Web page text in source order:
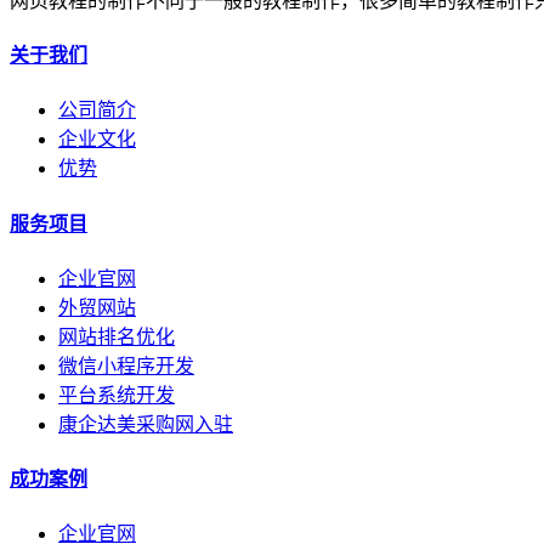
关于我们
公司简介
企业文化
优势
服务项目
企业官网
外贸网站
网站排名优化
微信小程序开发
平台系统开发
康企达美采购网入驻
成功案例
企业官网